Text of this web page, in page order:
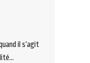
il s’agit